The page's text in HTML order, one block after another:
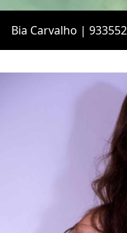
Bia Carvalho |